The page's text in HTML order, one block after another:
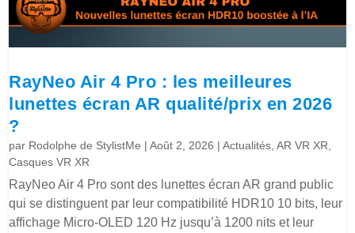
RayNeo Air 4 Pro : les meilleures
lunettes écran AR qualité/prix en 2026
?
par Rodolphe de StylistMe |Août 2, 2026 |Actualités,AR VR XR,
Casques VR XR
RayNeo Air 4 Pro sont des lunettes écran AR grand public
qui se distinguent par leur compatibilité HDR10 10 bits, leur
affichage Micro-OLED 120 Hz jusqu’à 1200 nits et leur